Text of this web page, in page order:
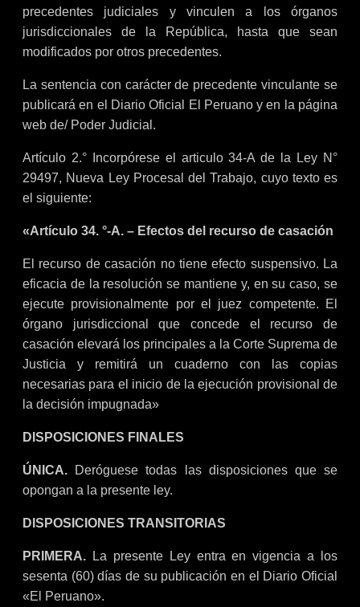
precedentes judiciales y vinculen a los órganos
jurisdiccionales de la República, hasta que sean
modificados por otros precedentes.
La sentencia con carácter de precedente vinculante se
publicará en el Diario Oficial El Peruano y en la página
web de/ Poder Judicial.
Artículo 2.° Incorpórese el articulo 34-A de la Ley N°
29497, Nueva Ley Procesal del Trabajo, cuyo texto es
el siguiente:
«Artículo 34. °-A. – Efectos del recurso de casación
El recurso de casación no tiene efecto suspensivo. La
eficacia de la resolución se mantiene y, en su caso, se
ejecute provisionalmente por el juez competente. El
órgano jurisdiccional que concede el recurso de
casación elevará los principales a la Corte Suprema de
Justicia y remitirá un cuaderno con las copias
necesarias para el inicio de la ejecución provisional de
la decisión impugnada»
DISPOSICIONES FINALES
ÚNICA. Deróguese todas las disposiciones que se
opongan a la presente ley.
DISPOSICIONES TRANSITORIAS
PRIMERA. La presente Ley entra en vigencia a los
sesenta (60) días de su publicación en el Diario Oficial
«El Peruano».